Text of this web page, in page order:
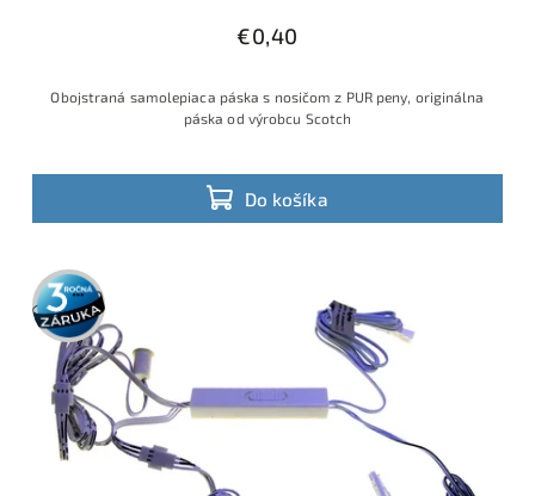
€0,40
Do košíka
Obojstraná samolepiaca páska s nosičom z PUR peny, originálna
páska od výrobcu Scotch
3 roky
záruka